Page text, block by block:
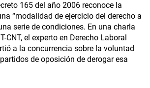
165 del año 2006 reconoce la
“modalidad de ejercicio del derecho a
serie de condiciones. En una charla
CNT, el experto en Derecho Laboral
a la concurrencia sobre la voluntad
de oposición de derogar esa